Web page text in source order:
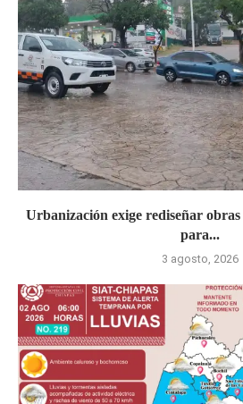
Urbanización exige rediseñar
para...
3 agosto, 2026